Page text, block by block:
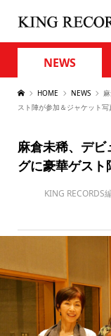
NEWS
HOME NEWS
スト陣が参加＆ジャケット写
麻倉未稀、デ
グに豪華ゲス
KING RECORDS